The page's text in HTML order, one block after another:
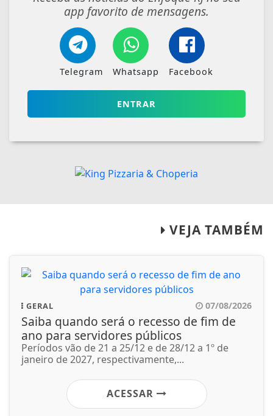
app favorito de mensagens.
Telegram Whatsapp Facebook
ENTRAR
VEJA TAMBÉM
GERAL 07/08/2026
Saiba quando será o recesso de fim de
ano para servidores públicos
Períodos vão de 21 a 25/12 e de 28/12 a 1º de
janeiro de 2027, respectivamente,...
ACESSAR